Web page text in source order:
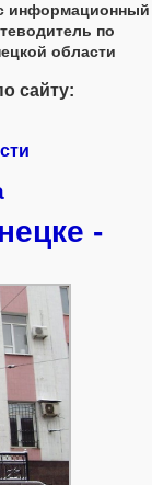
информационный
по
области
сайту:
-